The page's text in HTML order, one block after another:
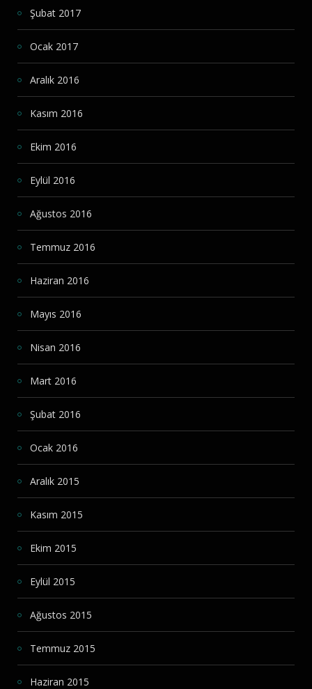
Şubat 2017
Ocak 2017
Aralık 2016
Kasım 2016
Ekim 2016
Eylül 2016
Ağustos 2016
Temmuz 2016
Haziran 2016
Mayıs 2016
Nisan 2016
Mart 2016
Şubat 2016
Ocak 2016
Aralık 2015
Kasım 2015
Ekim 2015
Eylül 2015
Ağustos 2015
Temmuz 2015
Haziran 2015